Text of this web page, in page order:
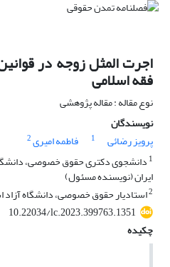
اجرت المثل زوجه در
فقه اسلامی
نوع مقاله : مقاله پژوهشی
نویسندگان
پرویز رضائی
1 فاطمه امیری2
1 دانشجوی دکتری حقوق خصوصی،
ایران (نویسنده مسئول)
2استادیار حقوق خصوصی، دانشگاه آزاد
10.22034/lc.2023.399763.1351
چکیده